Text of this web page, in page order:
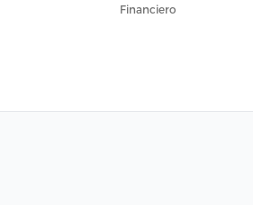
Financiero